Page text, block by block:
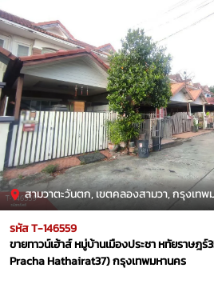
สามวาตะวันตก, เขตคลองสามวา, กรุงเทพมหานค
รหัส T-146559
ขายทาวน์เฮ้าส์ หมู่บ้านเมืองประชา หทัยราษฎร์
Pracha Hathairat37) กรุงเทพมหานคร